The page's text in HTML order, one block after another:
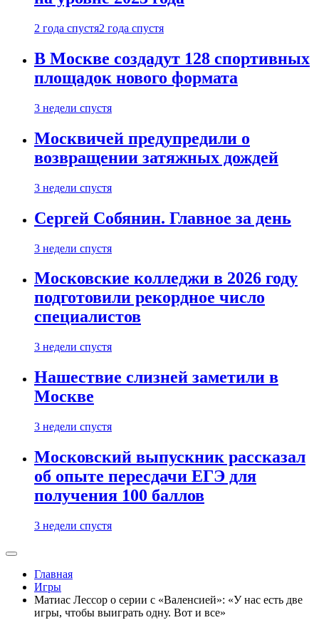
2 года спустя2 года спустя
В Москве создадут 128 спортивных
площадок нового формата
3 недели спустя
Москвичей предупредили о
возвращении затяжных дождей
3 недели спустя
Сергей Собянин. Главное за день
3 недели спустя
Московские колледжи в 2026 году
подготовили рекордное число
специалистов
3 недели спустя
Нашествие слизней заметили в
Москве
3 недели спустя
Московский выпускник рассказал
об опыте пересдачи ЕГЭ для
получения 100 баллов
3 недели спустя
Главная
Игры
Матиас Лессор о серии с «Валенсией»: «У нас есть две
игры, чтобы выиграть одну. Вот и все»